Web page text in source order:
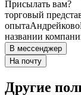
Присылать вам?
торговый
опытаАндрейково
названии
В мессенджер
На почту
Другие